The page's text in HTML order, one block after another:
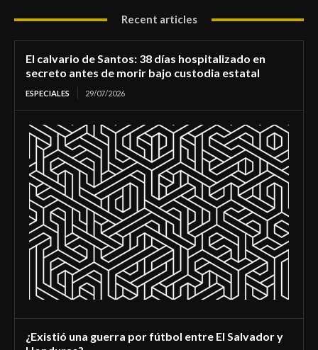
Recent articles
El calvario de Santos: 38 días hospitalizado en
secreto antes de morir bajo custodia estatal
ESPECIALES 29/07/2026
¿Existió una guerra por fútbol entre El Salvador y